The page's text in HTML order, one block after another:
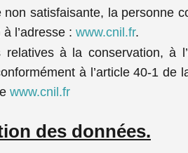
satisfaisante, la personne
l’adresse : www.cnil.fr.
à la conservation, à
à l’article 40-1
www.cnil.fr
des données.